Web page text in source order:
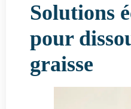
Solutions
pour
graisse